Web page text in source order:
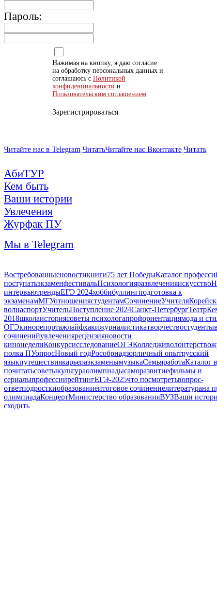
Пароль:
Нажимая на кнопку, я даю согласие
на обработку персональных данных и
соглашаюсь с Политикой
конфиденциальности и
Пользовательским соглашением
Зарегистрироваться
Читайте нас в Telegram ЧитатьЧитайте нас Вконтакте Читать
АбиТУР
Кем быть
Ваши истории
Увлечения
Журфак ПУ
Мы в Telegram
Востребованныеновостикниги75 лет ПобедыКаталог
поступатьэкзаменфестивальПсихологияразвлеченияискусство
интервьютрендыЕГЭ 2024хоббибуллингподготовка к
экзаменамМГУотношениястудентамСочинениеУчителя
волнаспортУчительПоступление 2024Санкт-ПетербургТеатр
2018школаисториясоветы психологапрофориентациямода и
ОГЭкинорепортажлайфхакижурналистикатворчествостуденты
сочиненийувлечениярецензияновости
кинонеделиКонкурсисследованиеОГЭКолледживолонтерство
полка ПУопросНовый годРособрнадзорличный опытрусский
языкпутешествиякарьераэкзаменымузыкаСемьяработаКаталог
почитатьсоветыкультураолимпиадысаморазвитиефильмы и
сериалыпрофессиирейтингЕГЭ-2025что посмотретьвопрос-
ответподросткиобразованиеитоговое сочинениелитературана
олимпиадаКонцертМинистерство образованияВУЗВаши
сходить